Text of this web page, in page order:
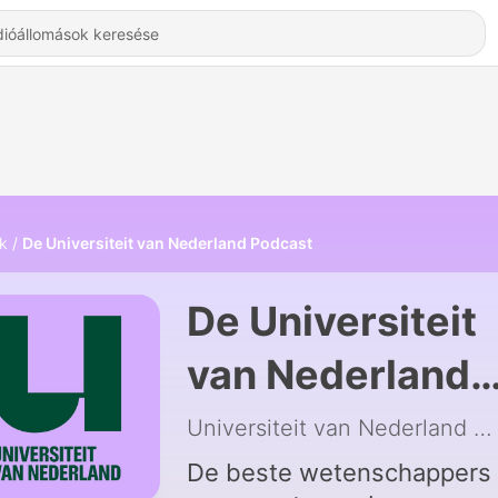
De Universiteit van Nederland Podcast
De Universiteit
van Nederland
Podcast -
Hallgatás Online
Universiteit van Nederland |
De beste wetenschappers